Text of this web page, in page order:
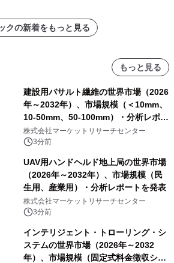
クの新着をもっと見る
もっと見る
建設用バサルト繊維の世界市場（2026
年～2032年）、市場規模（＜10mm、
10-50mm、50-100mm）・分析レポー
トを発表
株式会社マーケットリサーチセンター
3分前
UAV用ハンドヘルド地上局の世界市場
（2026年～2032年）、市場規模（民
生用、産業用）・分析レポートを発表
株式会社マーケットリサーチセンター
3分前
インテリジェント・トローリング・シ
ステムの世界市場（2026年～2032
年）、市場規模（固定式料金徴収シス